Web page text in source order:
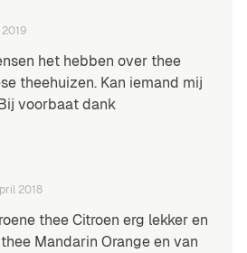
het hebben over thee
theehuizen. Kan iemand mij
voorbaat dank
2018
thee Citroen erg lekker en
Mandarin Orange en van